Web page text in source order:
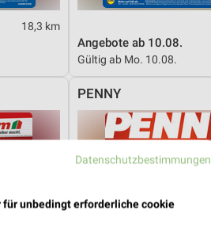
18,3 km
Angebote ab 10.08.
Gültig ab Mo. 10.08.
PENNY
Datenschutzbestimmungen
für unbedingt erforderliche cookie